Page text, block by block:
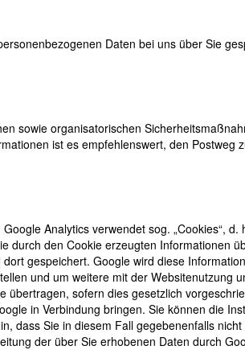
Daten bei uns über Sie
sowie organisatorischen
ist es empfehlenswert, den Postweg
Analytics verwendet sog. „Cookies“,
durch den Cookie erzeugten Informationen
gespeichert. Google wird diese
und um weitere mit der Websitenutzung
sofern dies gesetzlich
in Verbindung bringen. Sie können die
dass Sie in diesem Fall gegebenenfalls
der über Sie erhobenen Daten durch